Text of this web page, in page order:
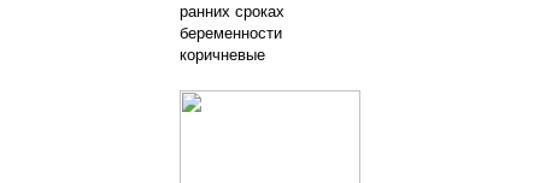
ранних сроках
беременности
коричневые